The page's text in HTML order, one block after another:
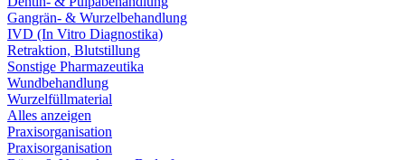
Gangrän- & Wurzelbehandlung
IVD (In Vitro Diagnostika)
Retraktion, Blutstillung
Sonstige Pharmazeutika
Wundbehandlung
Wurzelfüllmaterial
Alles anzeigen
Praxisorganisation
Praxisorganisation